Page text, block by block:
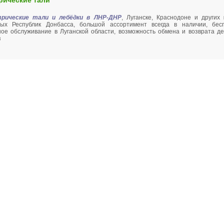
тали и лебёдки в ЛНР-ДНР, Луганске, Краснодоне и других
Республик Донбасса, большой ассортимент всегда в наличии,
обслуживание в Луганской области, возможность обмена и возврата
мотор Инстар
15052
Мотоблок Пахарь ТСР 900
Насос
550А